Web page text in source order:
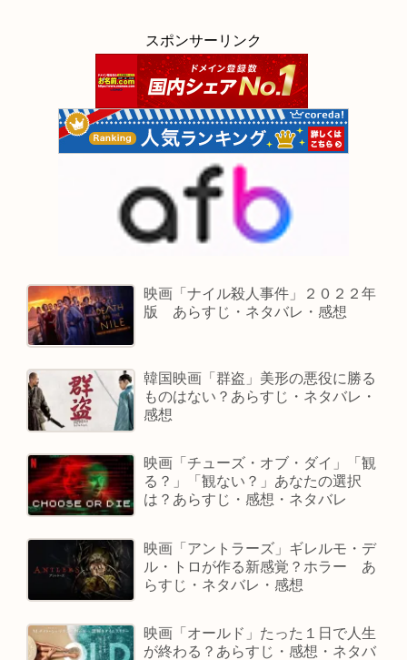
スポンサーリンク
映画「ナイル殺人事件」２０２２年
版 あらすじ・ネタバレ・感想
韓国映画「群盗」美形の悪役に勝る
ものはない？あらすじ・ネタバレ・
感想
映画「チューズ・オブ・ダイ」「観
る？」「観ない？」あなたの選択
は？あらすじ・感想・ネタバレ
映画「アントラーズ」ギレルモ・デ
ル・トロが作る新感覚？ホラー あ
らすじ・ネタバレ・感想
映画「オールド」たった１日で人生
が終わる？あらすじ・感想・ネタバ